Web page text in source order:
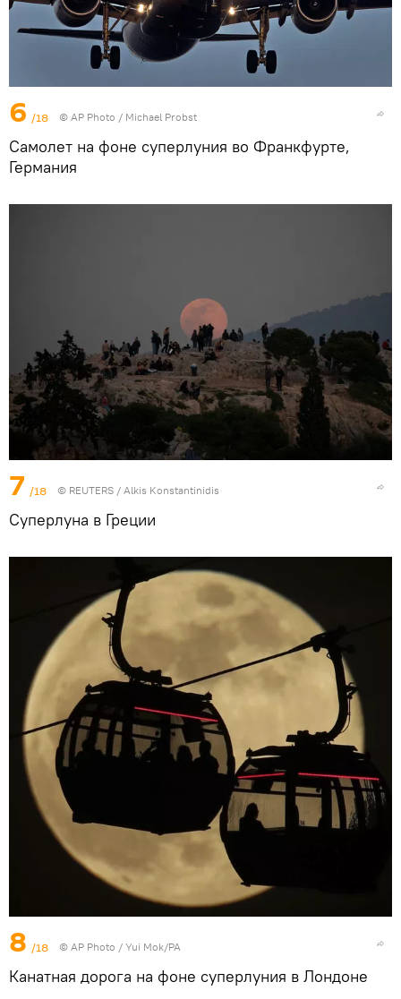
6 /18 © AP Photo / Michael Probst
Самолет на фоне суперлуния во Франкфурте,
Германия
7 /18 © REUTERS / Alkis Konstantinidis
Суперлуна в Греции
8 /18 © AP Photo / Yui Mok/PA
Канатная дорога на фоне суперлуния в Лондоне